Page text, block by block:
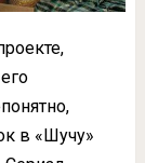
в «Шучу»